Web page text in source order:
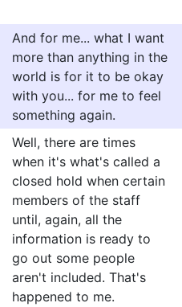
And for me... what I want
more than anything in the
world is for it to be okay
with you... for me to feel
something again.
Well, there are times
when it's what's called a
closed hold when certain
members of the staff
until, again, all the
information is ready to
go out some people
aren't included. That's
happened to me.